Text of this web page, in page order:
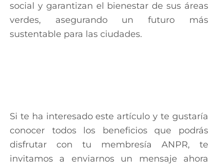
social y garantizan el bienestar de sus áreas
verdes, asegurando un futuro más
sustentable para las ciudades.
Si te ha interesado este artículo y te gustaría
conocer todos los beneficios que podrás
disfrutar con tu membresía ANPR, te
invitamos a enviarnos un mensaje ahora